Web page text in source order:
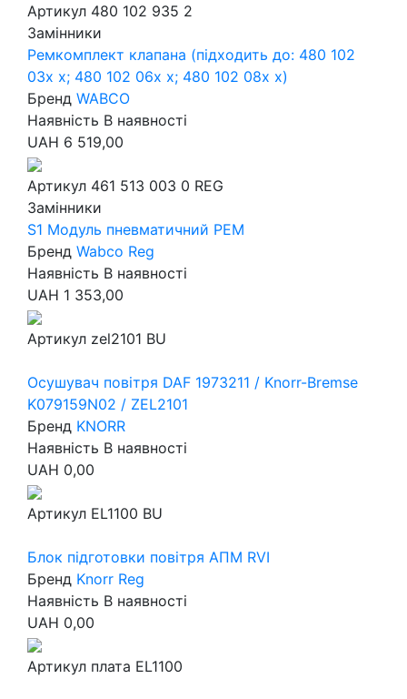
Артикул 480 102 935 2
Замінники
Ремкомплект клапана (підходить до: 480 102
03x x; 480 102 06x x; 480 102 08x x)
Бренд WABCO
Наявність В наявності
UAH 6 519,00
Артикул 461 513 003 0 REG
Замінники
S1 Модуль пневматичний РЕМ
Бренд Wabco Reg
Наявність В наявності
UAH 1 353,00
Артикул zel2101 BU
Осушувач повітря DAF 1973211 / Knorr-Bremse
K079159N02 / ZEL2101
Бренд KNORR
Наявність В наявності
UAH 0,00
Артикул EL1100 BU
Блок підготовки повітря АПМ RVI
Бренд Knorr Reg
Наявність В наявності
UAH 0,00
Артикул плата EL1100